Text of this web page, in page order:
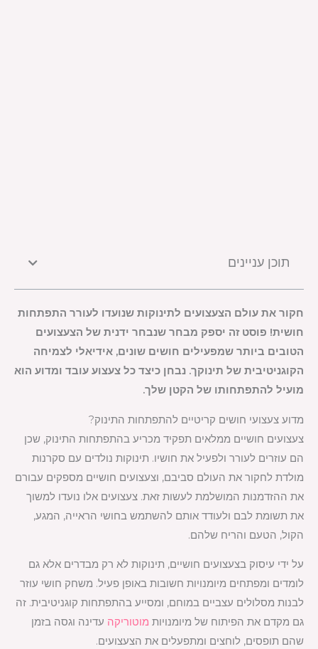
תוכן עניינים
חקור את עולם הצעצועים לתינוקות שנועדו לעורר התפתחות
חושית! פוסט זה יספק מבחר שנבחר ידנית של הצעצועים
הטובים ביותר שמפעילים חושים שונים, אידיאלי לצמיחה
הקוגניטיבית של תינוקך. נבחן כיצד כל צעצוע עובד ומדוע הוא
מועיל להתפתחותו של הקטן שלך.
מדוע צעצועי חושים קריטיים להתפתחות התינוק?
צעצועים חושיים ממלאים תפקיד מכריע בהתפתחות התינוק, שכן
הם עוזרים לעורר ולפעיל את חושיו. תינוקות נולדים עם סקרנות
מולדת לחקור את העולם סביבם, וצעצועים חושיים מספקים עבורם
את ההזדמנות המושלמת לעשות זאת. צעצועים אלו נועדו למשוך
את תשומת לבם ולעודד אותם להשתמש בחושי הראייה, המגע,
הקול, הטעם והריח שלהם.
על ידי עיסוק בצעצועים חושיים, תינוקות לא רק מבדרים אלא גם
לומדים ומפתחים מיומנויות חשובות באופן פעיל. משחק חושי עוזר
לבנות מסלולים עצביים במוחם, ומסייע בהתפתחות קוגניטיבית. זה
גם מקדם את הפיתוח של מיומנויות מוטוריקה עדינה וגסה בזמן
שהם תופסים, לוחצים ומתפעלים את הצעצועים.